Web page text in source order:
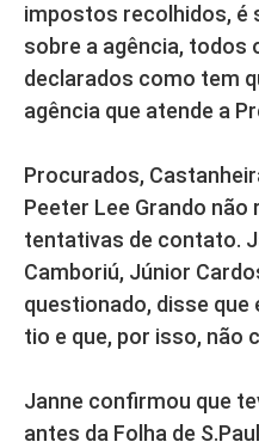
impostos recolhidos, é
sobre a agência, todos
declarados como tem
agência que atende a
Procurados,
Peeter Lee Grando não
tentativas de contato.
Camboriú, Júnior
questionado, disse que
tio e que, por isso, não
Janne confirmou que
antes da Folha de